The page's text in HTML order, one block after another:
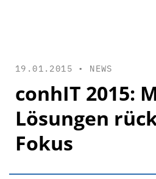
19.01.2015 • NEWS
conhIT 2015:
Lösungen
Fokus